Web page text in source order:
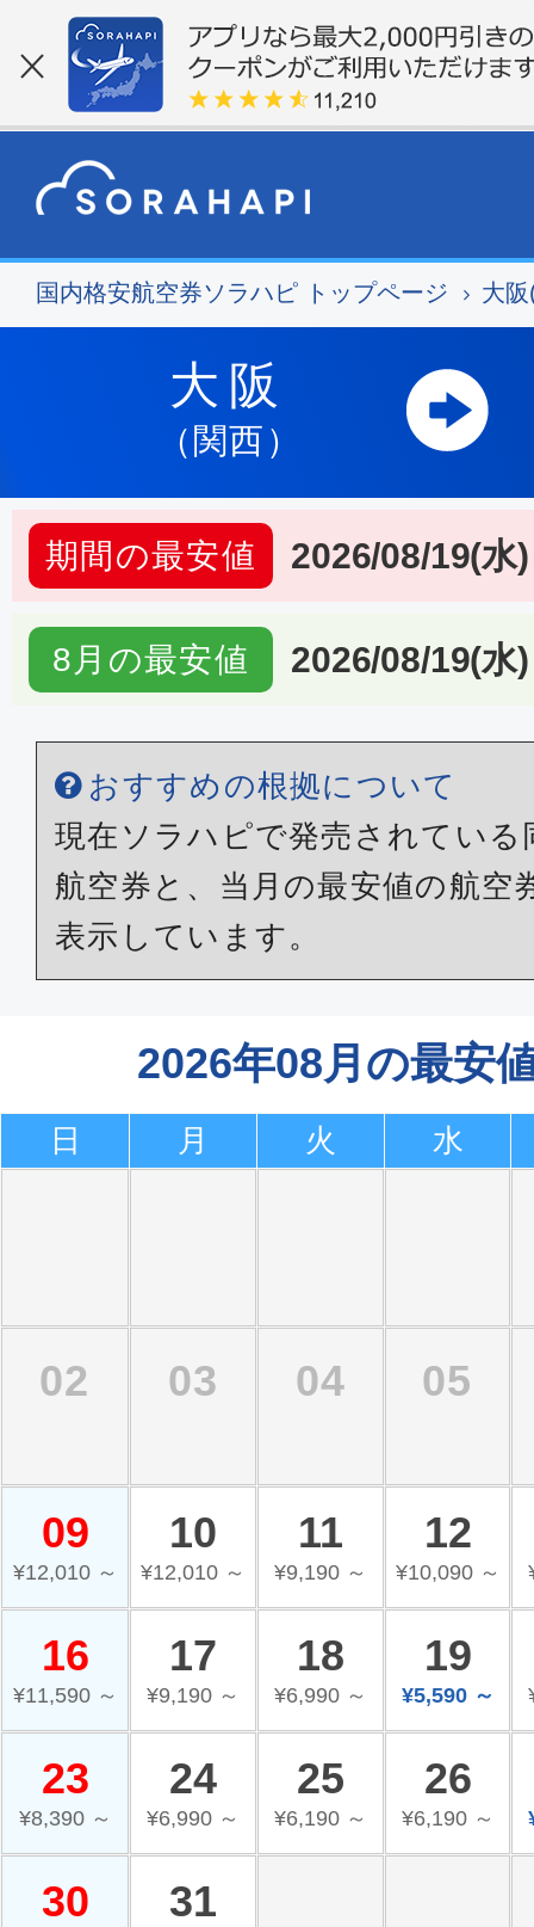
国内格安航空券ソラハピ トップページ 大
大阪
（関西）
期間の最安値 2026/08/19(水)
8月の最安値 2026/08/19(水)
おすすめの根拠について
現在ソラハピで発売されている
航空券と、当月の最安値の航空
表示しています。
2026年08月の最安
日 月 火 水
02 03 04 05
09
¥12,010 ～
10
¥12,010 ～
11
¥9,190 ～
12
¥10,090 ～
16
¥11,590 ～
17
¥9,190 ～
18
¥6,990 ～
19
¥5,590 ～
23
¥8,390 ～
24
¥6,990 ～
25
¥6,190 ～
26
¥6,190 ～
30 31